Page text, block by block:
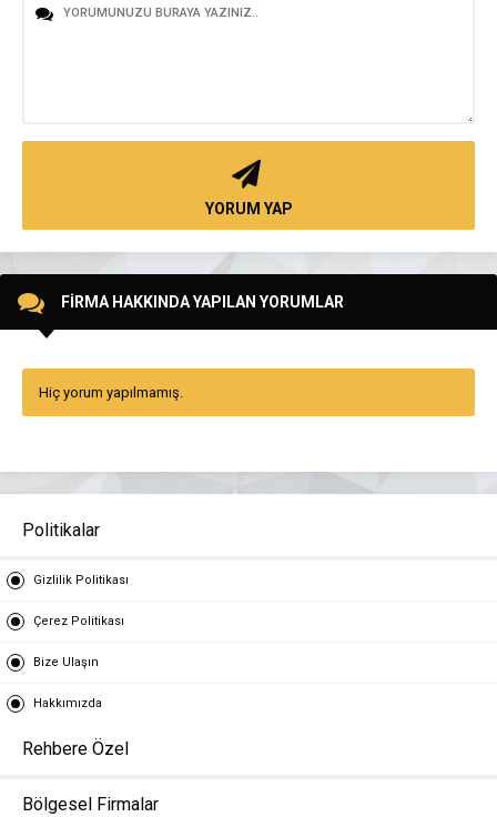
YORUM YAP
FİRMA HAKKINDA YAPILAN YORUMLAR
Hiç yorum yapılmamış.
Politikalar
Gizlilik Politikası
Çerez Politikası
Bize Ulaşın
Hakkımızda
Rehbere Özel
Bölgesel Firmalar